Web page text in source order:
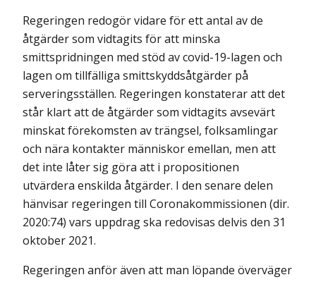
Regeringen redogör vidare för ett antal av de
åtgärder som vidtagits för att minska
smittspridningen med stöd av covid-19-lagen och
lagen om tillfälliga smittskyddsåtgärder på
serveringsställen. Regeringen konstaterar att det
står klart att de åtgärder som vidtagits avsevärt
minskat förekomsten av trängsel, folksamlingar
och nära kontakter människor emellan, men att
det inte låter sig göra att i propositionen
utvärdera enskilda åtgärder. I den senare delen
hänvisar regeringen till Coronakommissionen (dir.
2020:74) vars uppdrag ska redovisas delvis den 31
oktober 2021.
Regeringen anför även att man löpande överväger